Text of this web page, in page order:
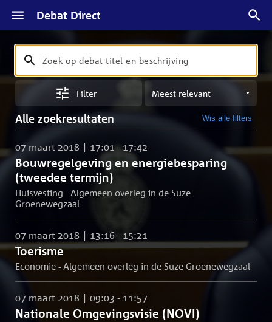
Debat Direct
Zoeken
Zoek
op
en
beschrijving
Filter
Sorteren
op
meest
Alle zoekresultaten Wis alle filters
Bouwregelgeving en energiebesparing
(tweedee termijn)
07 maart 2018 | 17:01 - 17:42
Huisvesting - Algemeen overleg in de Suze
Groenewegzaal
Toerisme
07 maart 2018 | 13:16 - 15:21
Economie - Algemeen overleg in de Suze Groenewegzaal
Nationale Omgevingsvisie (NOVI)
07 maart 2018 | 09:03 - 11:57